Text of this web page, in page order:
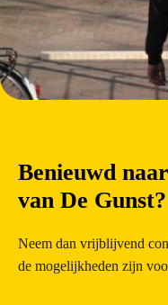
Benieuwd
van De Gunst?
Neem dan vrijblijvend
de mogelijkheden zijn